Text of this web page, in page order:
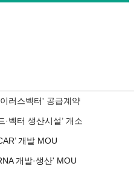
러스벡터' 공급계약
·벡터 생산시설’ 개소
개발 MOU
개발·생산' MOU